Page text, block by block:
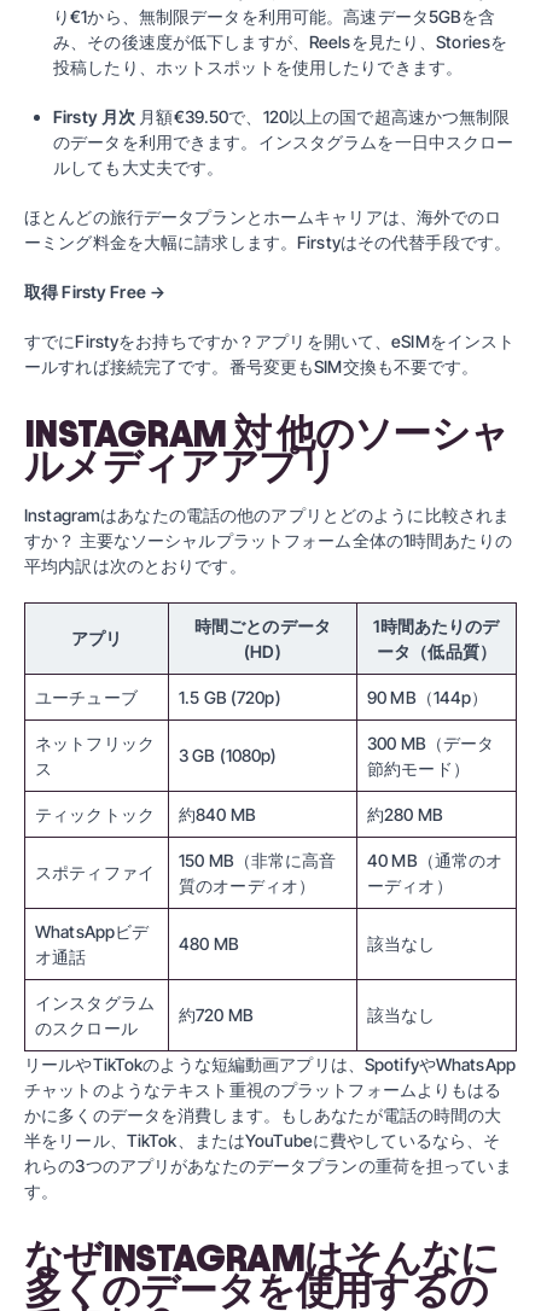
り€1から、無制限データを利用可能。高速データ5GBを含
み、その後速度が低下しますが、Reelsを見たり、Storiesを
投稿したり、ホットスポットを使用したりできます。
Firsty 月次 月額€39.50で、120以上の国で超高速かつ無制限
のデータを利用できます。インスタグラムを一日中スクロー
ルしても大丈夫です。
ほとんどの旅行データプランとホームキャリアは、海外でのロ
ーミング料金を大幅に請求します。Firstyはその代替手段です。
取得 Firsty Free →
すでにFirstyをお持ちですか？アプリを開いて、eSIMをインスト
ールすれば接続完了です。番号変更もSIM交換も不要です。
INSTAGRAM 対 他のソーシャ
ルメディアアプリ
Instagramはあなたの電話の他のアプリとどのように比較されま
すか？ 主要なソーシャルプラットフォーム全体の1時間あたりの
平均内訳は次のとおりです。
アプリ
時間ごとのデータ
(HD)
1時間あたりのデ
ータ（低品質）
ユーチューブ 1.5 GB (720p) 90 MB（144p）
ネットフリック
ス
3 GB (1080p)
300 MB（データ
節約モード）
ティックトック 約840 MB 約280 MB
スポティファイ
150 MB（非常に高音
質のオーディオ）
40 MB（通常のオ
ーディオ）
WhatsAppビデ
オ通話
480 MB 該当なし
インスタグラム
のスクロール
約720 MB 該当なし
リールやTikTokのような短編動画アプリは、SpotifyやWhatsApp
チャットのようなテキスト重視のプラットフォームよりもはる
かに多くのデータを消費します。もしあなたが電話の時間の大
半をリール、TikTok、またはYouTubeに費やしているなら、そ
れらの3つのアプリがあなたのデータプランの重荷を担っていま
す。
なぜINSTAGRAMはそんなに
多くのデータを使用するの